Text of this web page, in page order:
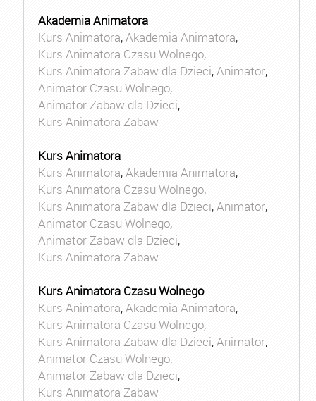
Akademia Animatora
Kurs Animatora,Akademia Animatora,
Kurs Animatora Czasu Wolnego,
Kurs Animatora Zabaw dla Dzieci,Animator,
Animator Czasu Wolnego,
Animator Zabaw dla Dzieci,
Kurs Animatora Zabaw
Kurs Animatora
Kurs Animatora,Akademia Animatora,
Kurs Animatora Czasu Wolnego,
Kurs Animatora Zabaw dla Dzieci,Animator,
Animator Czasu Wolnego,
Animator Zabaw dla Dzieci,
Kurs Animatora Zabaw
Kurs Animatora Czasu Wolnego
Kurs Animatora,Akademia Animatora,
Kurs Animatora Czasu Wolnego,
Kurs Animatora Zabaw dla Dzieci,Animator,
Animator Czasu Wolnego,
Animator Zabaw dla Dzieci,
Kurs Animatora Zabaw